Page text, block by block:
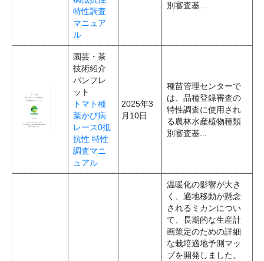
特性調査
マニュア
ル
別審査基...
園芸・茶
技術紹介
パンフレ
ット
トマト種
葉かび病
レース0抵
抗性 特性
調査マニ
ュアル
2025年3
月10日
種苗管理センターで
は、品種登録審査の
特性調査に使用され
る農林水産植物種類
別審査基...
温暖化の影響が大き
く、適地移動が懸念
されるミカンについ
て、長期的な生産計
画策定のための詳細
な栽培適地予測マッ
プを開発しました。